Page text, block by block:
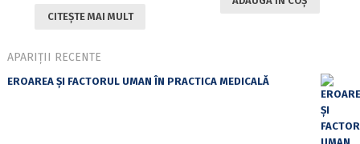
CITEȘTE MAI MULT
APARIȚII RECENTE
EROAREA ȘI FACTORUL UMAN ÎN PRACTICA MEDICALĂ